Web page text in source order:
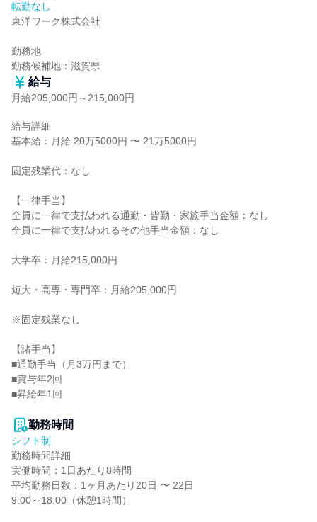
転勤なし
東洋ワーク株式会社
勤務地
勤務候補地：滋賀県
給与
月給205,000円～215,000円
給与詳細
基本給：月給 20万5000円 〜 21万5000円
固定残業代：なし
【一律手当】
全員に一律で支払われる通勤・皆勤・家族手当金額：なし
全員に一律で支払われるその他手当金額：なし
大学卒：月給215,000円
短大・高専・専門卒：月給205,000円
※固定残業なし
【諸手当】
■通勤手当（月3万円まで）
■賞与年2回
■昇給年1回
勤務時間
シフト制
勤務時間詳細
実働時間：1日あたり8時間
平均勤務日数：1ヶ月あたり20日 〜 22日
9:00～18:00（休憩1時間）